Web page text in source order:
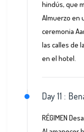
hindús, que
Almuerzo en
ceremonia
las calles de
en el hotel.
Day 11 :
RÉGIMEN